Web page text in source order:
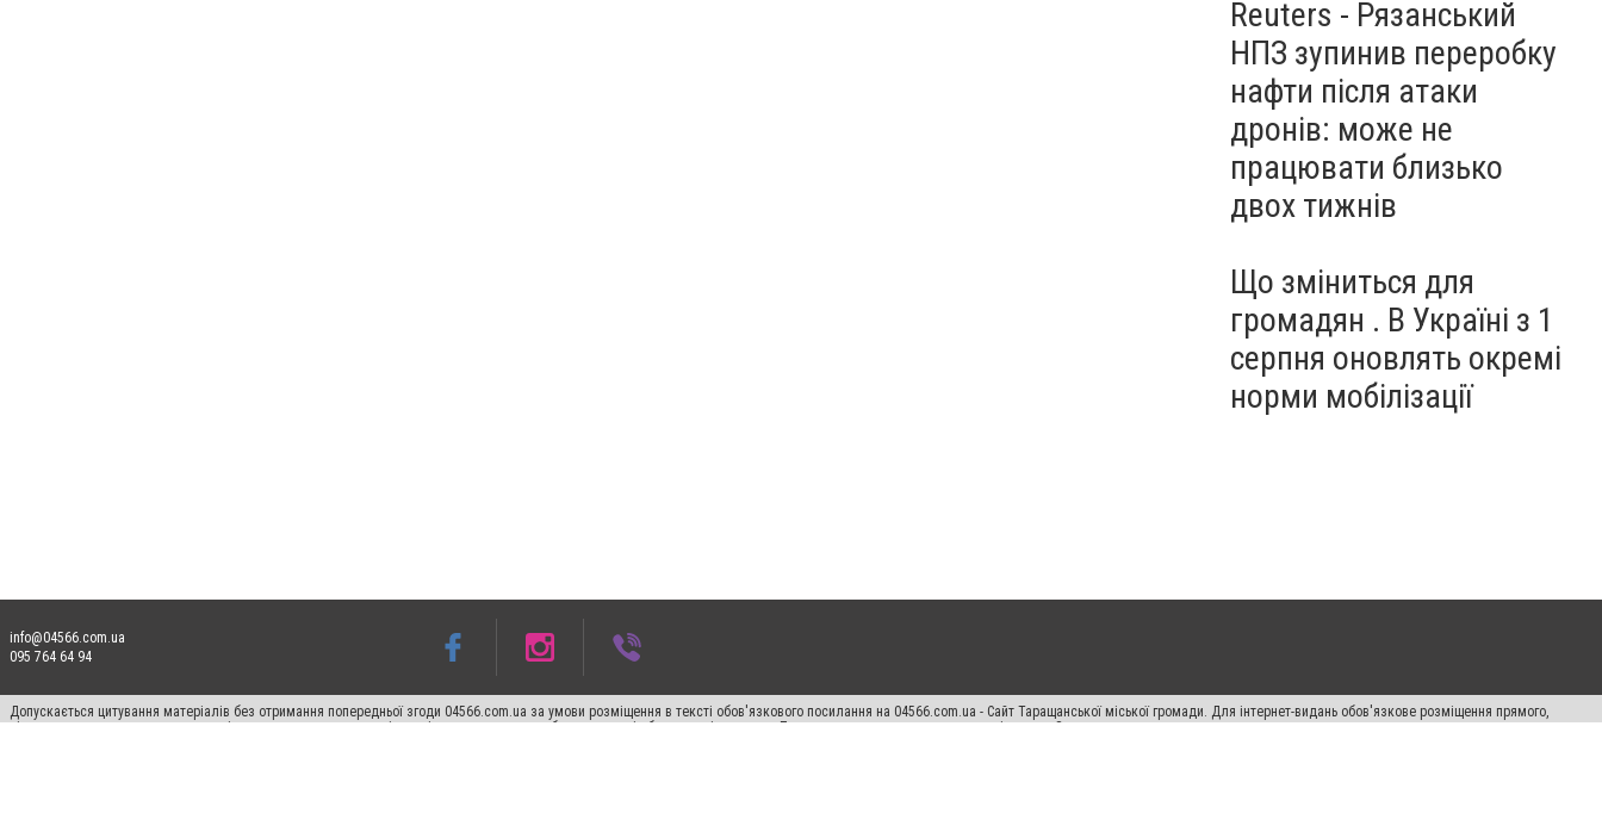
Reuters - Рязанський
НПЗ зупинив переробку
нафти після атаки
дронів: може не
працювати близько
двох тижнів
Що зміниться для
громадян . В Україні з 1
серпня оновлять окремі
норми мобілізації
info@04566.com.ua
095 764 64 94
Допускається цитування матеріалів без отримання попередньої згоди 04566.com.ua за умови розміщення в тексті обов'язкового посилання на 04566.com.ua - Cайт Таращанської міської громади. Для інтернет-видань обов'язкове розміщення прямого,
відкритого для пошукових систем гіперпосилання на цитовані статті не нижче другого абзацу в тексті або в якості джерела. Порушення виняткових прав переслідується Законом.